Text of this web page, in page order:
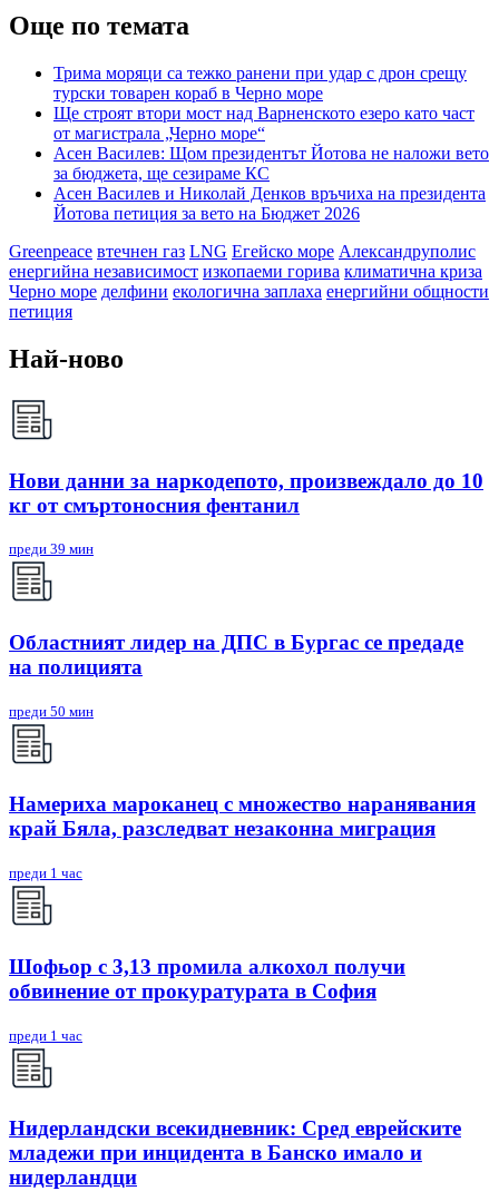
Още по темата
Трима моряци са тежко ранени при удар с дрон срещу
турски товарен кораб в Черно море
Ще строят втори мост над Варненското езеро като част
от магистрала „Черно море“
Асен Василев: Щом президентът Йотова не наложи вето
за бюджета, ще сезираме КС
Асен Василев и Николай Денков връчиха на президента
Йотова петиция за вето на Бюджет 2026
Greenpeace втечнен газ LNG Егейско море Александруполис
енергийна независимост изкопаеми горива климатична криза
Черно море делфини екологична заплаха енергийни общности
петиция
Най-ново
Нови данни за наркодепото, произвеждало до 10
кг от смъртоносния фентанил
преди 39 мин
Областният лидер на ДПС в Бургас се предаде
на полицията
преди 50 мин
Намериха мароканец с множество наранявания
край Бяла, разследват незаконна миграция
преди 1 час
Шофьор с 3,13 промила алкохол получи
обвинение от прокуратурата в София
преди 1 час
Нидерландски всекидневник: Сред еврейските
младежи при инцидента в Банско имало и
нидерландци